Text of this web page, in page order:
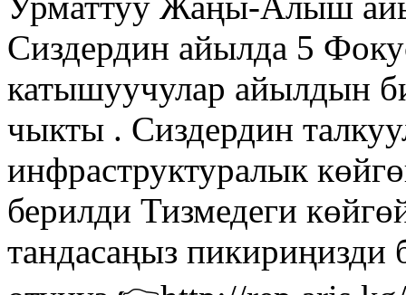
Сиздердин айылда 5
катышуучулар айылдын
чыкты . Сиздердин
инфраструктуралык
берилди Тизмедеги
тандасаңыз